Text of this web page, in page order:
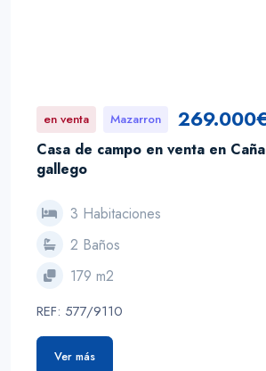
en venta Mazarron
Casa de campo en venta en
gallego
3 Habitaciones
2 Baños
179 m2
REF: 577/9110
Ver más